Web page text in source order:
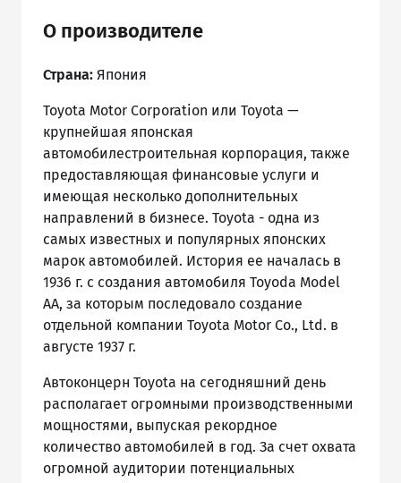
О производителе
Страна: Япония
Toyota Motor Corporation или Toyota —
крупнейшая японская
автомобилестроительная корпорация, также
предоставляющая финансовые услуги и
имеющая несколько дополнительных
направлений в бизнесе. Toyota - одна из
самых известных и популярных японских
марок автомобилей. История ее началась в
1936 г. с создания автомобиля Toyoda Model
AA, за которым последовало создание
отдельной компании Toyota Motor Co., Ltd. в
августе 1937 г.
Автоконцерн Toyota на сегодняшний день
располагает огромными производственными
мощностями, выпуская рекордное
количество автомобилей в год. За счет охвата
огромной аудитории потенциальных